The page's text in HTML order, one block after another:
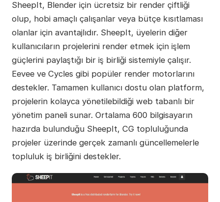
SheepIt, Blender için ücretsiz bir render çiftliği
olup, hobi amaçlı çalışanlar veya bütçe kısıtlaması
olanlar için avantajlıdır. SheepIt, üyelerin diğer
kullanıcıların projelerini render etmek için işlem
güçlerini paylaştığı bir iş birliği sistemiyle çalışır.
Eevee ve Cycles gibi popüler render motorlarını
destekler. Tamamen kullanıcı dostu olan platform,
projelerin kolayca yönetilebildiği web tabanlı bir
yönetim paneli sunar. Ortalama 600 bilgisayarın
hazırda bulunduğu SheepIt, CG topluluğunda
projeler üzerinde gerçek zamanlı güncellemelerle
topluluk iş birliğini destekler.